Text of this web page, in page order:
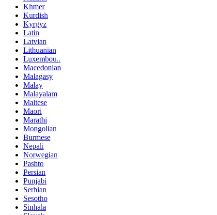
Khmer
Kurdish
Kyrgyz
Latin
Latvian
Lithuanian
Luxembou..
Macedonian
Malagasy
Malay
Malayalam
Maltese
Maori
Marathi
Mongolian
Burmese
Nepali
Norwegian
Pashto
Persian
Punjabi
Serbian
Sesotho
Sinhala